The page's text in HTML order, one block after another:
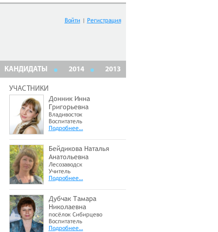
Войти | Регистрация
КАНДИДАТЫ 2014 2013
УЧАСТНИКИ
Донник Инна
Григорьевна
Владивосток
Воспитатель
Подробнее…
Бейдикова Наталья
Анатольевна
Лесозаводск
Учитель
Подробнее…
Дубчак Тамара
Николаевна
посёлок Сибирцево
Воспитатель
Подробнее…